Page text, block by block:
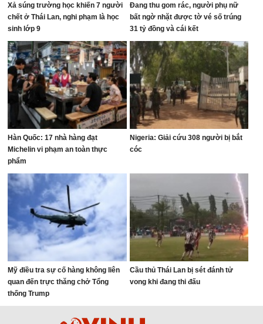
Xả súng trường học khiến 7 người
chết ở Thái Lan, nghi phạm là học
sinh lớp 9
Đang thu gom rác, người phụ nữ
bất ngờ nhặt được tờ vé số trúng
31 tỷ đồng và cái kết
Hàn Quốc: 17 nhà hàng đạt
Michelin vi phạm an toàn thực
phẩm
Nigeria: Giải cứu 308 người bị bắt
cóc
Mỹ điều tra sự cố hàng không liên
quan đến trực thăng chở Tổng
thống Trump
Cầu thủ Thái Lan bị sét đánh tử
vong khi đang thi đấu